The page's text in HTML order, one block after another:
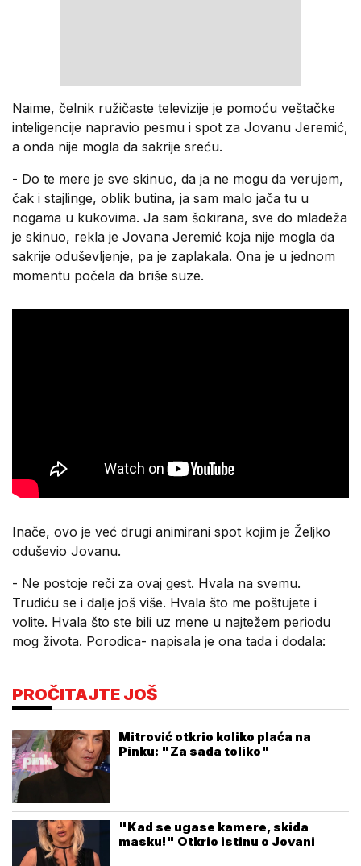
Naime, čelnik ružičaste televizije je pomoću veštačke
inteligencije napravio pesmu i spot za Jovanu Jeremić,
a onda nije mogla da sakrije sreću.
- Do te mere je sve skinuo, da ja ne mogu da verujem,
čak i stajlinge, oblik butina, ja sam malo jača tu u
nogama u kukovima. Ja sam šokirana, sve do mladeža
je skinuo, rekla je Jovana Jeremić koja nije mogla da
sakrije oduševljenje, pa je zaplakala. Ona je u jednom
momentu počela da briše suze.
Inače, ovo je već drugi animirani spot kojim je Željko
oduševio Jovanu.
- Ne postoje reči za ovaj gest. Hvala na svemu.
Trudiću se i dalje još više. Hvala što me poštujete i
volite. Hvala što ste bili uz mene u najtežem periodu
mog života. Porodica- napisala je ona tada i dodala:
PROČITAJTE JOŠ
Mitrović otkrio koliko plaća na
Pinku: "Za sada toliko"
"Kad se ugase kamere, skida
masku!" Otkrio istinu o Jovani